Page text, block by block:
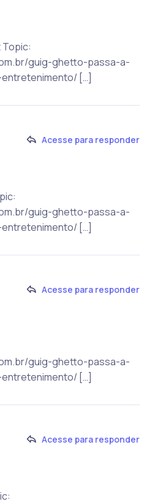
Topic:
guig-ghetto-passa-a-
[…]
Acesse para responder
guig-ghetto-passa-a-
[…]
Acesse para responder
guig-ghetto-passa-a-
[…]
Acesse para responder